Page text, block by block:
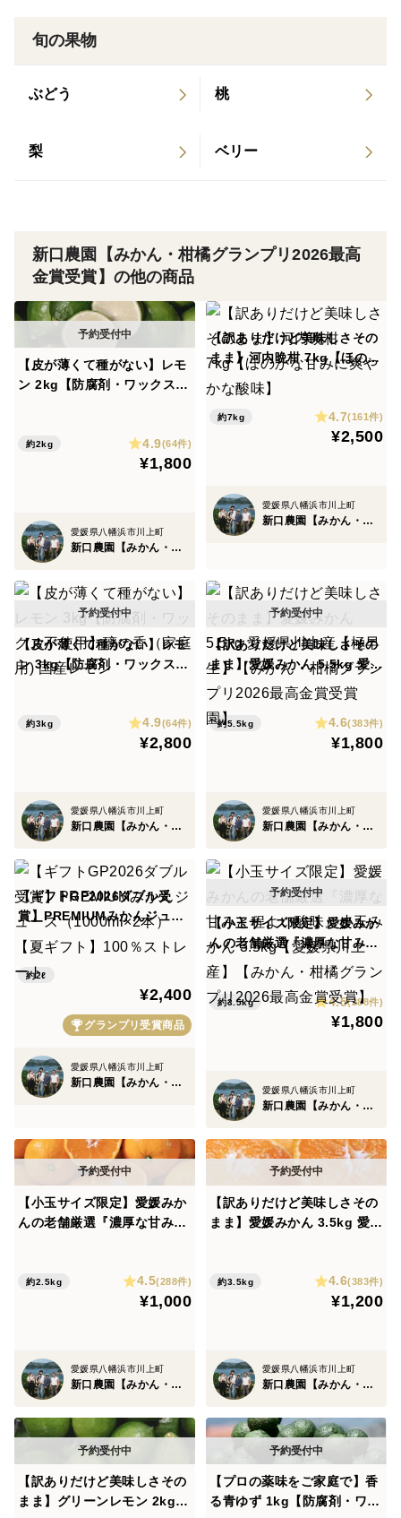
ります。
5.写真はイメージです
旬の果物
ぶどう 桃
梨 ベリー
新口農園【みかん・柑橘グランプリ2026最高
金賞受賞】の他の商品
【皮が薄くて種がない】レモ
ン 2kg【防腐剤・ワックス不
約2kg 4.9(64件)
¥1,800
愛媛県八幡浜市川上町
新口農園【みかん・柑橘グランプリ2026最高金賞受賞】
【訳ありだけど美味しさその
まま】河内晩柑 7kg【ほのか
約7kg 4.7(161件)
¥2,500
愛媛県八幡浜市川上町
新口農園【みかん・柑橘グランプリ2026最高金賞受賞】
【皮が薄くて種がない】レモ
ン 3kg【防腐剤・ワックス不
約3kg 4.9(64件)
¥2,800
愛媛県八幡浜市川上町
新口農園【みかん・柑橘グランプリ2026最高金賞受賞】
【訳ありだけど美味しさその
まま】愛媛みかん 5.5kg 愛媛
県川上産【極早生】【みか
ん・柑橘グランプリ2026最高
金賞受賞園】
約5.5kg 4.6(383件)
¥1,800
愛媛県八幡浜市川上町
新口農園【みかん・柑橘グランプリ2026最高金賞受賞】
【ギフトGP2026ダブル受
賞】PREMIUMみかんジュー
ト】100％ストレート
約2ℓ
¥2,400
グランプリ受賞商品
愛媛県八幡浜市川上町
新口農園【みかん・柑橘グランプリ2026最高金賞受賞】
【小玉サイズ限定】愛媛みか
んの老舗厳選『濃厚な甘みと
程よい酸味』小玉みかん 3.5k
g【愛媛県川上産】【みか
ん・柑橘グランプリ2026最高
約3.5kg 4.5(288件)
¥1,800
愛媛県八幡浜市川上町
新口農園【みかん・柑橘グランプリ2026最高金賞受賞】
【小玉サイズ限定】愛媛みか
んの老舗厳選『濃厚な甘みと
ん・柑橘グランプリ2026最高
約2.5kg 4.5(288件)
¥1,000
愛媛県八幡浜市川上町
新口農園【みかん・柑橘グランプリ2026最高金賞受賞】
【訳ありだけど美味しさその
まま】愛媛みかん 3.5kg 愛媛
金賞受賞園】
約3.5kg 4.6(383件)
¥1,200
愛媛県八幡浜市川上町
新口農園【みかん・柑橘グランプリ2026最高金賞受賞】
【訳ありだけど美味しさその
まま】グリーンレモン 2kg
【プロの薬味をご家庭で】香
る青ゆず 1kg【防腐剤・ワッ